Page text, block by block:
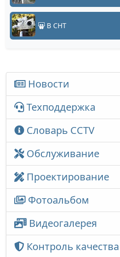
В СНТ
Новости
Техподдержка
Словарь CCTV
Обслуживание
Проектирование
Фотоальбом
Видеогалерея
Контроль качества